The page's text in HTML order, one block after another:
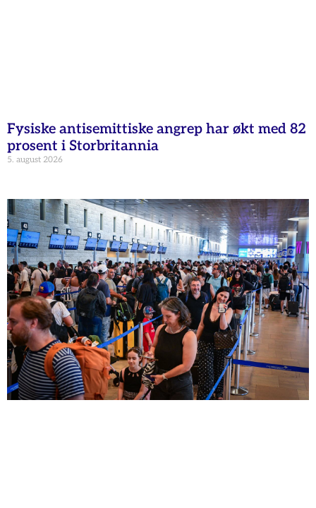
Fysiske antisemittiske angrep har økt med 82
prosent i Storbritannia
5. august 2026